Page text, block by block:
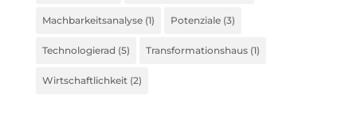
Machbarkeitsanalyse(1) Potenziale(3)
Technologierad (5) Transformationshaus(1)
Wirtschaftlichkeit (2)